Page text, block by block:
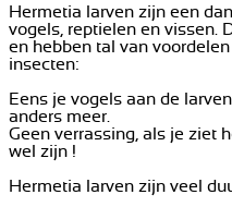
Hermetia larven zijn een
vogels, reptielen en vissen.
en hebben tal van
insecten:
Eens je vogels aan de
anders meer.
Geen verrassing, als je ziet
wel zijn !
Hermetia larven zijn veel